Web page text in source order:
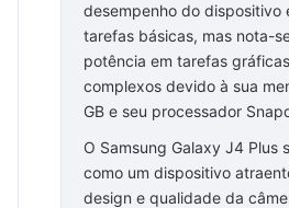
desempenho do dispositivo
tarefas básicas, mas nota-
potência em tarefas
complexos devido à sua
GB e seu processador
O Samsung Galaxy J4 Plus
como um dispositivo
design e qualidade da